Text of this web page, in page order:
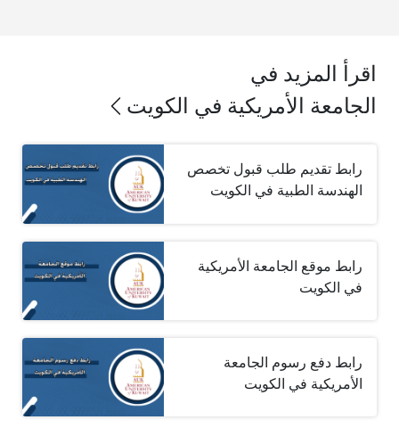
اقرأ المزيد في
الجامعة الأمريكية في الكويت
رابط تقديم طلب قبول تخصص
الهندسة الطبية في الكويت
رابط موقع الجامعة الأمريكية
في الكويت
رابط دفع رسوم الجامعة
الأمريكية في الكويت